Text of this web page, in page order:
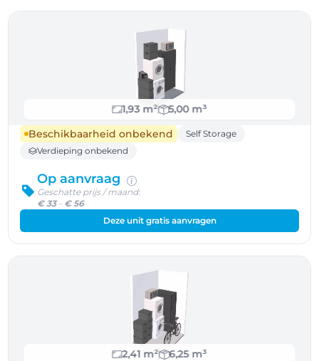
1,93 m²
5,00 m³
Beschikbaarheid onbekend
Self Storage
Verdieping onbekend
Op aanvraag
Geschatte prijs / maand:
€ 33- € 56
Deze unit gratis aanvragen
2,41 m²
6,25 m³